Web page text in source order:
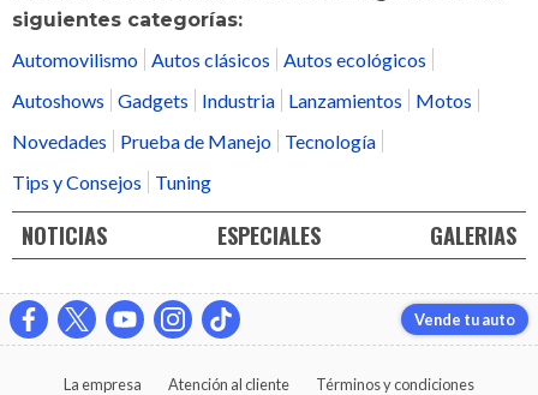
siguientes categorías:
Automovilismo Autos clásicos
Autos ecológicos
Autoshows
Gadgets Industria Lanzamientos
Motos
Novedades
Prueba de Manejo
Tecnología
Tips y Consejos
Tuning
NOTICIAS ESPECIALES GALERIAS
Vende tu auto
La empresa Atención al cliente Términos y condiciones